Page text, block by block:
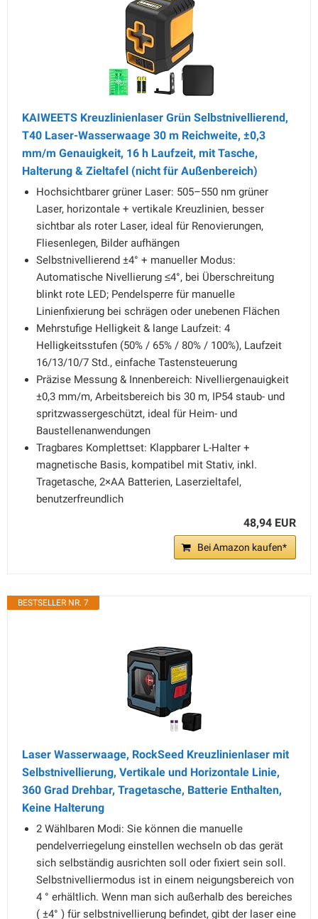
KAIWEETS Kreuzlinienlaser Grün Selbstnivellierend,
T40 Laser-Wasserwaage 30 m Reichweite, ±0,3
mm/m Genauigkeit, 16 h Laufzeit, mit Tasche,
Halterung & Zieltafel (nicht für Außenbereich)
Hochsichtbarer grüner Laser: 505–550 nm grüner
Laser, horizontale + vertikale Kreuzlinien, besser
sichtbar als roter Laser, ideal für Renovierungen,
Fliesenlegen, Bilder aufhängen
Selbstnivellierend ±4° + manueller Modus:
Automatische Nivellierung ≤4°, bei Überschreitung
blinkt rote LED; Pendelsperre für manuelle
Linienfixierung bei schrägen oder unebenen Flächen
Mehrstufige Helligkeit & lange Laufzeit: 4
Helligkeitsstufen (50% / 65% / 80% / 100%), Laufzeit
16/13/10/7 Std., einfache Tastensteuerung
Präzise Messung & Innenbereich: Nivelliergenauigkeit
±0,3 mm/m, Arbeitsbereich bis 30 m, IP54 staub- und
spritzwassergeschützt, ideal für Heim- und
Baustellenanwendungen
Tragbares Komplettset: Klappbarer L-Halter +
magnetische Basis, kompatibel mit Stativ, inkl.
Tragetasche, 2×AA Batterien, Laserzieltafel,
benutzerfreundlich
48,94 EUR
Bei Amazon kaufen*
BESTSELLER NR. 7
Laser Wasserwaage, RockSeed Kreuzlinienlaser mit
Selbstnivellierung, Vertikale und Horizontale Linie,
360 Grad Drehbar, Tragetasche, Batterie Enthalten,
Keine Halterung
2 Wählbaren Modi: Sie können die manuelle
pendelverriegelung einstellen wechseln ob das gerät
sich selbständig ausrichten soll oder fixiert sein soll.
Selbstnivelliermodus ist in einem neigungsbereich von
4 ° erhältlich. Wenn man sich außerhalb des bereiches
( ±4° ) für selbstnivellierung befindet, gibt der laser eine